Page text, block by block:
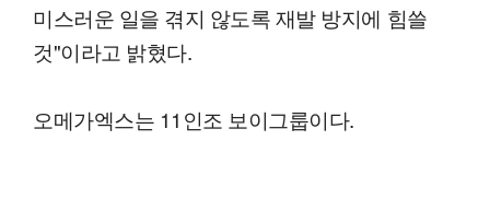
미스러운 일을 겪지 않도록 재발 방지에 힘쓸
것"이라고 밝혔다.
오메가엑스는 11인조 보이그룹이다.